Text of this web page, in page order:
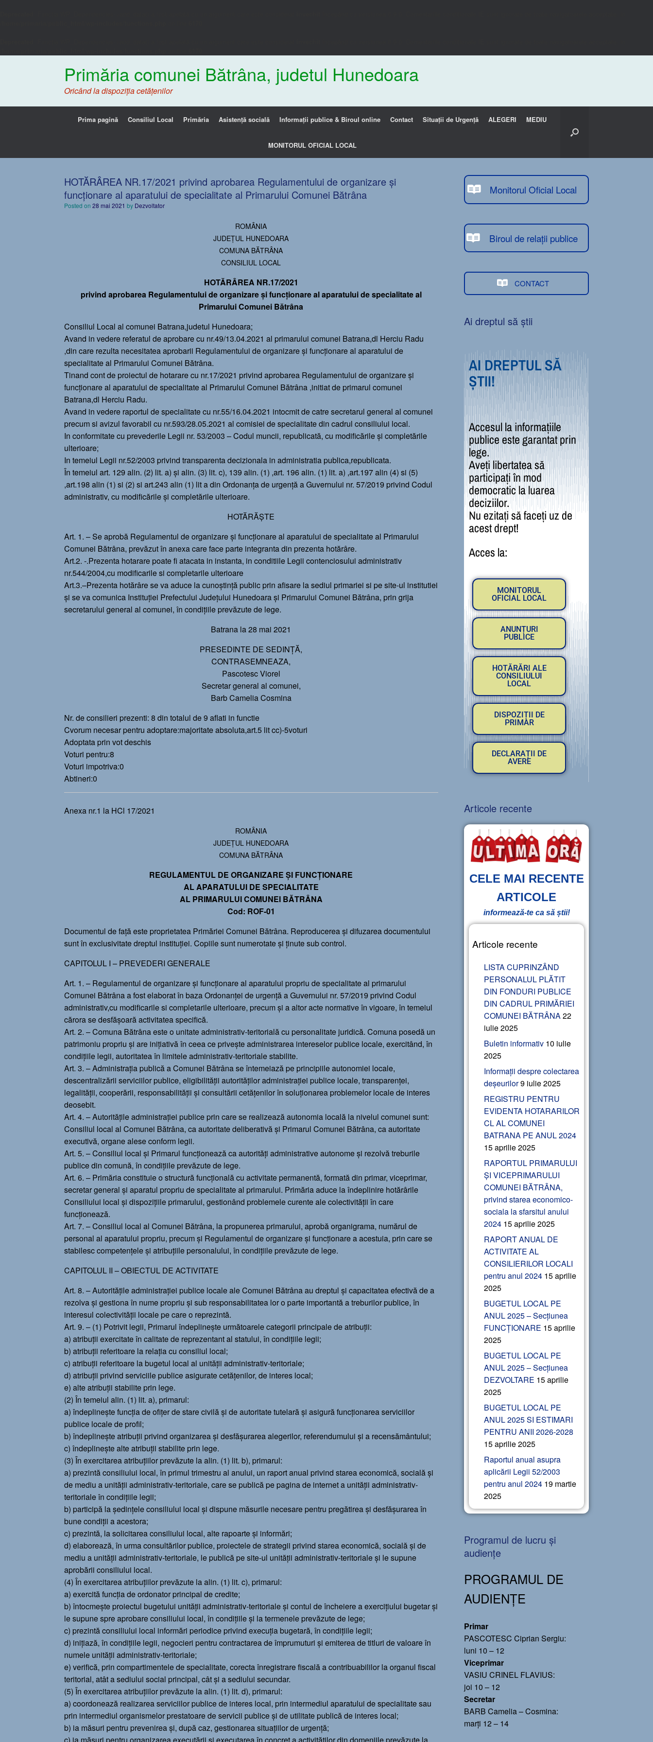
Primăria comunei Bătrâna, judetul Hunedoara
Oricând la dispoziția cetățenilor
Prima pagină Consiliul Local Primăria Asistență socială Informații publice & Biroul online Contact Situații de Urgență ALEGERI MEDIU
MONITORUL OFICIAL LOCAL
HOTĂRÂREA NR.17/2021 privind aprobarea Regulamentului de organizare și
funcționare al aparatului de specialitate al Primarului Comunei Bătrâna
Posted on 28 mai 2021 by Dezvoltator
ROMÂNIA
JUDEȚUL HUNEDOARA
COMUNA BĂTRÂNA
CONSILIUL LOCAL
HOTĂRÂREA NR.17/2021
privind aprobarea Regulamentului de organizare și funcționare al aparatului de specialitate al
Primarului Comunei Bătrâna
Consiliul Local al comunei Batrana,judetul Hunedoara;
Avand in vedere referatul de aprobare cu nr.49/13.04.2021 al primarului comunei Batrana,dl Herciu Radu
,din care rezulta necesitatea aprobarii Regulamentului de organizare și funcționare al aparatului de
specialitate al Primarului Comunei Bătrâna.
Tinand cont de proiectul de hotarare cu nr.17/2021 privind aprobarea Regulamentului de organizare și
funcționare al aparatului de specialitate al Primarului Comunei Bătrâna ,initiat de primarul comunei
Batrana,dl Herciu Radu.
Avand in vedere raportul de specialitate cu nr.55/16.04.2021 intocmit de catre secretarul general al comunei
precum si avizul favorabil cu nr.593/28.05.2021 al comisiei de specialitate din cadrul consiliului local.
In conformitate cu prevederile Legii nr. 53/2003 – Codul muncii, republicată, cu modificările și completările
ulterioare;
In temeiul Legii nr.52/2003 privind transparenta decizionala in administratia publica,republicata.
În temeiul art. 129 alin. (2) lit. a) și alin. (3) lit. c), 139 alin. (1) ,art. 196 alin. (1) lit. a) ,art.197 alin (4) si (5)
,art.198 alin (1) si (2) si art.243 alin (1) lit a din Ordonanța de urgență a Guvernului nr. 57/2019 privind Codul
administrativ, cu modificările și completările ulterioare.
HOTĂRĂȘTE
Art. 1. – Se aprobă Regulamentul de organizare și funcționare al aparatului de specialitate al Primarului
Comunei Bătrâna, prevăzut în anexa care face parte integranta din prezenta hotărâre.
Art.2. -.Prezenta hotarare poate fi atacata in instanta, in conditiile Legii contenciosului administrativ
nr.544/2004,cu modificarile si completarile ulterioare
Art.3.–Prezenta hotărâre se va aduce la cunoștință public prin afisare la sediul primariei si pe site-ul institutiei
și se va comunica Instituției Prefectului Județului Hunedoara și Primarului Comunei Bătrâna, prin grija
secretarului general al comunei, în condițiile prevăzute de lege.
Batrana la 28 mai 2021
PRESEDINTE DE SEDINŢĂ,
CONTRASEMNEAZA,
Pascotesc Viorel
Secretar general al comunei,
Barb Camelia Cosmina
Nr. de consilieri prezenti: 8 din totalul de 9 aflati in functie
Cvorum necesar pentru adoptare:majoritate absoluta,art.5 lit cc)-5voturi
Adoptata prin vot deschis
Voturi pentru:8
Voturi impotriva:0
Abtineri:0
Anexa nr.1 la HCl 17/2021
ROMÂNIA
JUDEȚUL HUNEDOARA
COMUNA BĂTRÂNA
REGULAMENTUL DE ORGANIZARE ȘI FUNCȚIONARE
AL APARATULUI DE SPECIALITATE
AL PRIMARULUI COMUNEI BĂTRÂNA
Cod: ROF-01
Documentul de faţă este proprietatea Primăriei Comunei Bătrâna. Reproducerea şi difuzarea documentului
sunt în exclusivitate dreptul instituţiei. Copiile sunt numerotate şi ţinute sub control.
CAPITOLUL I – PREVEDERI GENERALE
Art. 1. – Regulamentul de organizare și funcționare al aparatului propriu de specialitate al primarului
Comunei Bătrâna a fost elaborat în baza Ordonanței de urgență a Guvernului nr. 57/2019 privind Codul
administrativ,cu modificarile si completarile ulterioare, precum și a altor acte normative în vigoare, în temeiul
cărora se desfășoară activitatea specifică.
Art. 2. – Comuna Bătrâna este o unitate administrativ-teritorială cu personalitate juridică. Comuna posedă un
patrimoniu propriu și are inițiativă în ceea ce privește administrarea intereselor publice locale, exercitând, în
condițiile legii, autoritatea în limitele administrativ-teritoriale stabilite.
Art. 3. – Administrația publică a Comunei Bătrâna se întemeiază pe principiile autonomiei locale,
descentralizării serviciilor publice, eligibilității autorităților administrației publice locale, transparenței,
legalității, cooperării, responsabilității și consultării cetățenilor în soluționarea problemelor locale de interes
deosebit.
Art. 4. – Autoritățile administrației publice prin care se realizează autonomia locală la nivelul comunei sunt:
Consiliul local al Comunei Bătrâna, ca autoritate deliberativă și Primarul Comunei Bătrâna, ca autoritate
executivă, organe alese conform legii.
Art. 5. – Consiliul local și Primarul funcționează ca autorități administrative autonome și rezolvă treburile
publice din comună, în condițiile prevăzute de lege.
Art. 6. – Primăria constituie o structură funcțională cu activitate permanentă, formată din primar, viceprimar,
secretar general și aparatul propriu de specialitate al primarului. Primăria aduce la îndeplinire hotărârile
Consiliului local și dispozițiile primarului, gestionând problemele curente ale colectivității în care
funcționează.
Art. 7. – Consiliul local al Comunei Bătrâna, la propunerea primarului, aprobă organigrama, numărul de
personal al aparatului propriu, precum și Regulamentul de organizare și funcționare a acestuia, prin care se
stabilesc competențele și atribuțiile personalului, în condițiile prevăzute de lege.
CAPITOLUL II – OBIECTUL DE ACTIVITATE
Art. 8. – Autoritățile administrației publice locale ale Comunei Bătrâna au dreptul și capacitatea efectivă de a
rezolva și gestiona în nume propriu și sub responsabilitatea lor o parte importantă a treburilor publice, în
interesul colectivității locale pe care o reprezintă.
Art. 9. – (1) Potrivit legii, Primarul îndeplinește următoarele categorii principale de atribuții:
a) atribuţii exercitate în calitate de reprezentant al statului, în condiţiile legii;
b) atribuţii referitoare la relaţia cu consiliul local;
c) atribuţii referitoare la bugetul local al unităţii administrativ-teritoriale;
d) atribuţii privind serviciile publice asigurate cetăţenilor, de interes local;
e) alte atribuţii stabilite prin lege.
(2) În temeiul alin. (1) lit. a), primarul:
a) îndeplineşte funcţia de ofiţer de stare civilă şi de autoritate tutelară şi asigură funcţionarea serviciilor
publice locale de profil;
b) îndeplineşte atribuţii privind organizarea şi desfăşurarea alegerilor, referendumului şi a recensământului;
c) îndeplineşte alte atribuţii stabilite prin lege.
(3) În exercitarea atribuţiilor prevăzute la alin. (1) lit. b), primarul:
a) prezintă consiliului local, în primul trimestru al anului, un raport anual privind starea economică, socială şi
de mediu a unităţii administrativ-teritoriale, care se publică pe pagina de internet a unităţii administrativ-
teritoriale în condiţiile legii;
b) participă la şedinţele consiliului local şi dispune măsurile necesare pentru pregătirea şi desfăşurarea în
bune condiţii a acestora;
c) prezintă, la solicitarea consiliului local, alte rapoarte şi informări;
d) elaborează, în urma consultărilor publice, proiectele de strategii privind starea economică, socială şi de
mediu a unităţii administrativ-teritoriale, le publică pe site-ul unităţii administrativ-teritoriale şi le supune
aprobării consiliului local.
(4) În exercitarea atribuţiilor prevăzute la alin. (1) lit. c), primarul:
a) exercită funcţia de ordonator principal de credite;
b) întocmeşte proiectul bugetului unităţii administrativ-teritoriale şi contul de încheiere a exerciţiului bugetar şi
le supune spre aprobare consiliului local, în condiţiile şi la termenele prevăzute de lege;
c) prezintă consiliului local informări periodice privind execuţia bugetară, în condiţiile legii;
d) iniţiază, în condiţiile legii, negocieri pentru contractarea de împrumuturi şi emiterea de titluri de valoare în
numele unităţii administrativ-teritoriale;
e) verifică, prin compartimentele de specialitate, corecta înregistrare fiscală a contribuabililor la organul fiscal
teritorial, atât a sediului social principal, cât şi a sediului secundar.
(5) În exercitarea atribuţiilor prevăzute la alin. (1) lit. d), primarul:
a) coordonează realizarea serviciilor publice de interes local, prin intermediul aparatului de specialitate sau
prin intermediul organismelor prestatoare de servicii publice şi de utilitate publică de interes local;
b) ia măsuri pentru prevenirea şi, după caz, gestionarea situaţiilor de urgenţă;
Monitorul Oficial Local
Biroul de relații publice
CONTACT
Ai dreptul să știi
AI DREPTUL SĂ
ȘTII!
Accesul la informațiile
publice este garantat prin
lege.
Aveți libertatea să
participați în mod
democratic la luarea
deciziilor.
Nu ezitați să faceți uz de
acest drept!
Acces la:
MONITORUL
OFICIAL LOCAL
ANUNȚURI
PUBLICE
HOTĂRĂRI ALE
CONSILIULUI
LOCAL
DISPOZIȚII DE
PRIMAR
DECLARAȚII DE
AVERE
Articole recente
CELE MAI RECENTE
ARTICOLE
informează-te ca să știi!
Articole recente
LISTA CUPRINZÂND
PERSONALUL PLĂTIT
DIN FONDURI PUBLICE
DIN CADRUL PRIMĂRIEI
COMUNEI BĂTRÂNA 22
iulie 2025
Buletin informativ 10 iulie
2025
Informații despre colectarea
deșeurilor9 iulie 2025
REGISTRU PENTRU
EVIDENTA HOTARARILOR
CL AL COMUNEI
BATRANA PE ANUL 2024
15 aprilie 2025
RAPORTUL PRIMARULUI
ȘI VICEPRIMARULUI
COMUNEI BĂTRÂNA,
privind starea economico-
sociala la sfarsitul anului
2024 15 aprilie 2025
RAPORT ANUAL DE
ACTIVITATE AL
CONSILIERILOR LOCALI
pentru anul 2024 15 aprilie
2025
BUGETUL LOCAL PE
ANUL 2025 – Secțiunea
FUNCȚIONARE 15 aprilie
2025
BUGETUL LOCAL PE
ANUL 2025 – Secțiunea
DEZVOLTARE 15 aprilie
2025
BUGETUL LOCAL PE
ANUL 2025 SI ESTIMARI
PENTRU ANII 2026-2028
15 aprilie 2025
Raportul anual asupra
aplicării Legii 52/2003
pentru anul 2024 19 martie
2025
Programul de lucru și
audiențe
PROGRAMUL DE
AUDIENȚE
Primar
PASCOTESC Ciprian Sergiu:
luni 10 – 12
Viceprimar
VASIU CRINEL FLAVIUS:
joi 10 – 12
Secretar
BARB Camelia – Cosmina:
marți 12 – 14